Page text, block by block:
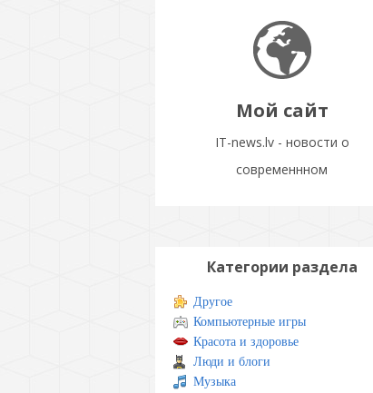
Мой сайт
IT-news.lv - новости о
современнном
Категории раздела
Другое
Компьютерные игры
Красота и здоровье
Люди и блоги
Музыка